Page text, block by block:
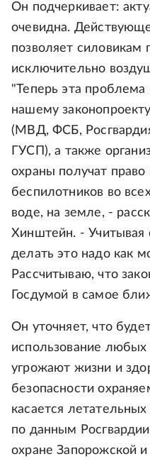
Он подчеркивает:
очевидна.
позволяет силовикам
исключительно
"Теперь эта
нашему
(МВД, ФСБ,
ГУСП), а также
охраны получат
беспилотников во
воде, на земле, -
Хинштейн. -
делать это надо как
Рассчитываю, что
Госдумой в самое
Он уточняет, что
использование
угрожают жизни и
безопасности
касается
по данным
охране Запорожской